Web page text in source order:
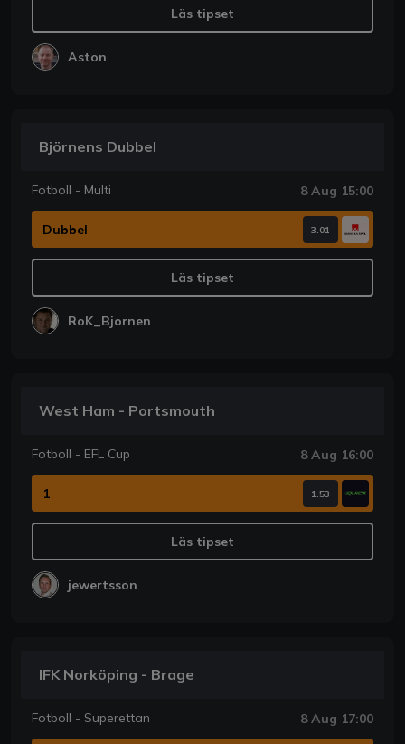
Läs tipset
Aston
Björnens Dubbel
Fotboll - Multi 8 Aug 15:00
Dubbel 3.01
Läs tipset
RoK_Bjornen
West Ham - Portsmouth
Fotboll - EFL Cup 8 Aug 16:00
1 1.53
Läs tipset
jewertsson
IFK Norköping - Brage
Fotboll - Superettan 8 Aug 17:00